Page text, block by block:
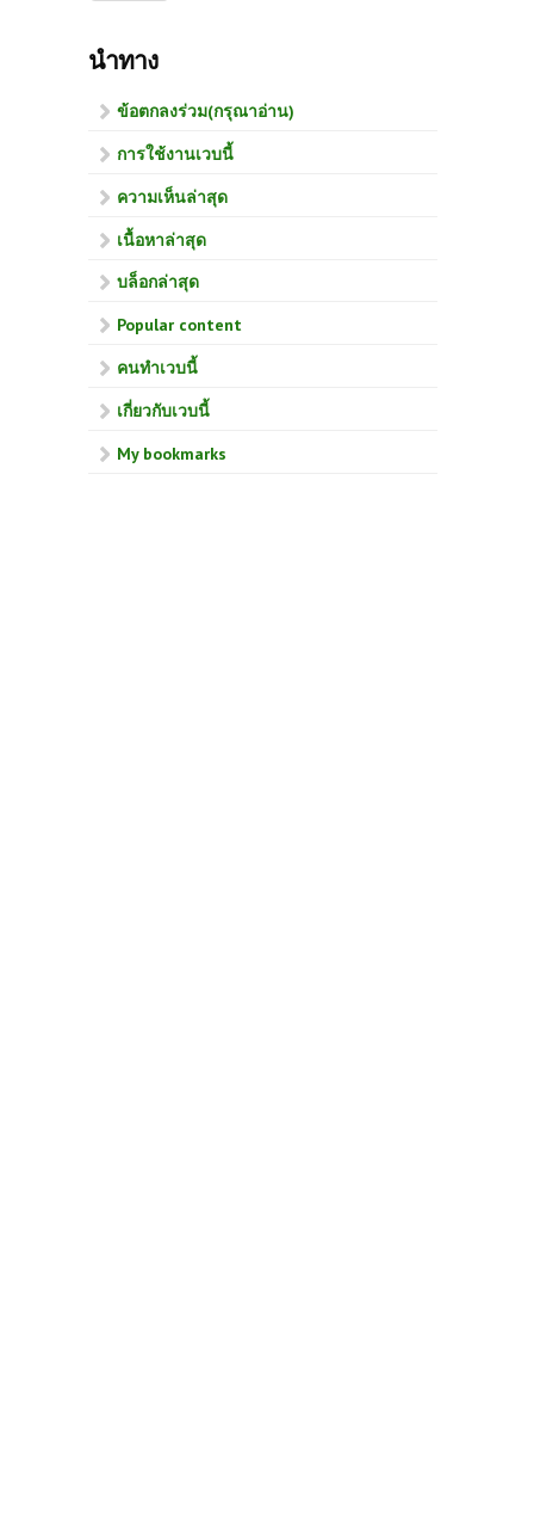
นำทาง
ข้อตกลงร่วม(กรุณาอ่าน)
การใช้งานเวบนี้
ความเห็นล่าสุด
เนื้อหาล่าสุด
บล็อกล่าสุด
Popular content
คนทำเวบนี้
เกี่ยวกับเวบนี้
My bookmarks